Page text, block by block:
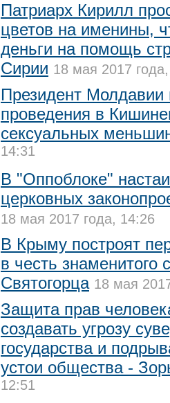
Патриарх Кирилл
цветов на именины,
деньги на помощь
Сирии 18 мая 2017
Президент Молдавии
проведения в
сексуальных
14:31
В "Оппоблоке"
церковных
18 мая 2017 года, 14:26
В Крыму построят
в честь знаменитого
Святогорца 18 мая
Защита прав
создавать угрозу
государства и
устои общества -
12:51